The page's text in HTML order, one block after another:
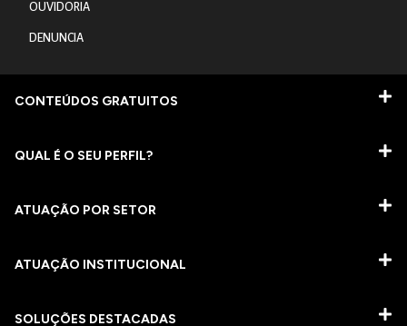
OUVIDORIA
DENUNCIA
CONTEÚDOS GRATUITOS
QUAL É O SEU PERFIL?
ATUAÇÃO POR SETOR
ATUAÇÃO INSTITUCIONAL
SOLUÇÕES DESTACADAS